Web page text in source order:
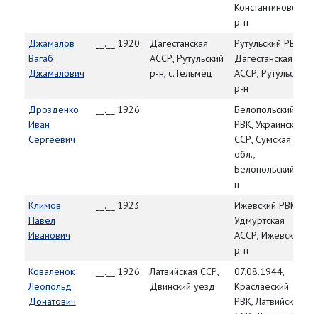
Константиновский
р-н
Джамалов
Вагаб
Джамалович
__.__.1920
Дагестанская
АССР, Рутульский
р-н, с. Гельмец
Рутульский РВК,
Дагестанская
АССР, Рутульский
р-н
Дрозденко
Иван
Сергеевич
__.__.1926
Белопольский
РВК, Украинская
ССР, Сумская
обл.,
Белопольский р-
н
Климов
Павел
Иванович
__.__.1923
Ижевский РВК,
Удмуртская
АССР, Ижевский
р-н
Коваленок
Леопольд
Донатович
__.__.1926
Латвийская ССР,
Двинский уезд
07.08.1944,
Краслаеский
РВК, Латвийская